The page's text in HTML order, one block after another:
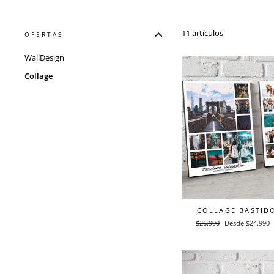
OFERTAS
WallDesign
Collage
11 artículos
COLLAGE
Precio
$26.990 Precio
Desde $24.990